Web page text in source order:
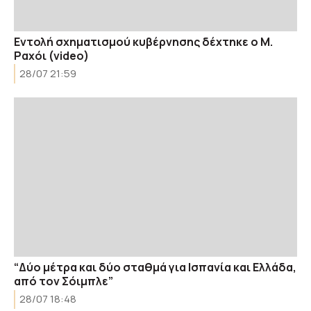
Εντολή σχηματισμού κυβέρνησης δέχτηκε ο Μ.
Ραχόι (video)
28/07 21:59
“Δύο μέτρα και δύο σταθμά για Ισπανία και Ελλάδα,
από τον Σόιμπλε”
28/07 18:48